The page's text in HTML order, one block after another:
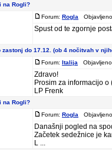
na Rogli?
Forum: Rogla
Spust od te zgornje
zastonj do 17.12. (ob 4 nočitvah v
Forum: Italija
Zdravo!
Prosim za informacijo
LP Frenk
na Rogli?
Forum: Rogla
Današnji pogled na
Začetek sedežnice je
L ...